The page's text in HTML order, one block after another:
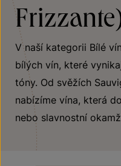
V naší kategorii Bílé
bílých vín, které
tóny. Od svěžích
nabízíme vína, která
nebo slavnostní